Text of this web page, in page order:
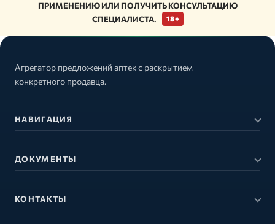
ПРИМЕНЕНИЮ ИЛИ ПОЛУЧИТЬ КОНСУЛЬТАЦИЮ
СПЕЦИАЛИСТА.
18+
Агрегатор предложений аптек с раскрытием
конкретного продавца.
НАВИГАЦИЯ
ДОКУМЕНТЫ
КОНТАКТЫ